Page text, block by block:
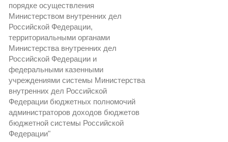
порядке осуществления
Министерством внутренних дел
Российской Федерации,
территориальными органами
Министерства внутренних дел
Российской Федерации и
федеральными казенными
учреждениями системы Министерства
внутренних дел Российской
Федерации бюджетных полномочий
администраторов доходов бюджетов
бюджетной системы Российской
Федерации"